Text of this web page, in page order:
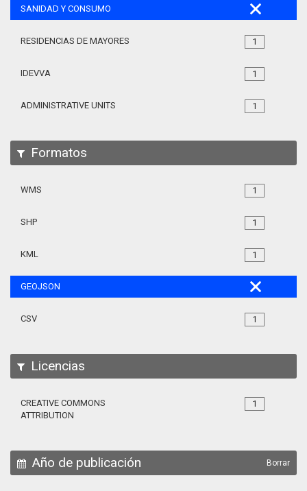
SANIDAD Y CONSUMO
1
RESIDENCIAS DE MAYORES
1
IDEVVA
1
ADMINISTRATIVE UNITS
Formatos
1
WMS
1
SHP
1
KML
GEOJSON
1
CSV
Licencias
1
CREATIVE COMMONS
ATTRIBUTION
Año de publicación Borrar